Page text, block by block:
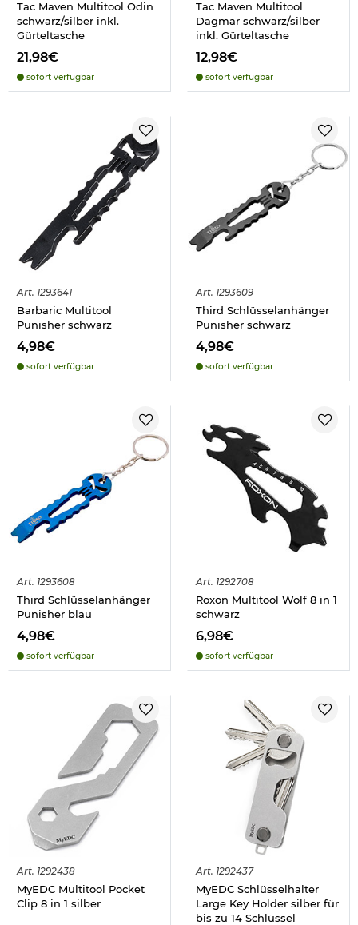
Tac Maven Multitool Odin
schwarz/silber inkl.
Gürteltasche
21,98€
sofort verfügbar
Tac Maven Multitool
Dagmar schwarz/silber
inkl. Gürteltasche
12,98€
sofort verfügbar
Art. 1293641
Barbaric Multitool
Punisher schwarz
4,98€
sofort verfügbar
Art. 1293609
Third Schlüsselanhänger
Punisher schwarz
4,98€
sofort verfügbar
Art. 1293608
Third Schlüsselanhänger
Punisher blau
4,98€
sofort verfügbar
Art. 1292708
Roxon Multitool Wolf 8 in 1
schwarz
6,98€
sofort verfügbar
Art. 1292438
MyEDC Multitool Pocket
Clip 8 in 1 silber
Art. 1292437
MyEDC Schlüsselhalter
Large Key Holder silber für
bis zu 14 Schlüssel